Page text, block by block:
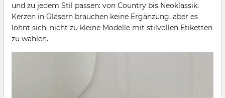
und zu jedem Stil passen: von Country bis Neoklassik.
Kerzen in Gläsern brauchen keine Ergänzung, aber es
lohnt sich, nicht zu kleine Modelle mit stilvollen Etiketten
zu wählen.